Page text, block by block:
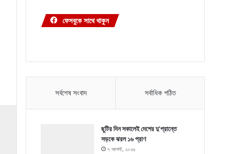
ফেসবুকে সাথে থাকুন
সর্বশেষ সংবাদ সর্বাধিক পঠিত
ছুটির দিন সকালেই দেশের দু’প্রান্তে
সড়কে ঝরল ১৬ প্রাণ
৭ আগস্ট, ২০২৬